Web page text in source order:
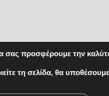
σας προσφέρουμε την
τη σελίδα, θα